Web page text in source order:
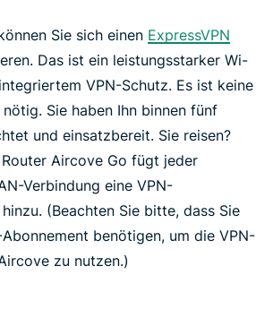
Sie sich einen ExpressVPN
Das ist ein leistungsstarker Wi-
VPN-Schutz. Es ist keine
Sie haben Ihn binnen fünf
und einsatzbereit. Sie reisen?
Aircove Go fügt jeder
Verbindung eine VPN-
(Beachten Sie bitte, dass Sie
benötigen, um die VPN-
zu nutzen.)